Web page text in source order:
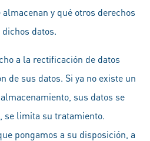
y qué otros derechos
datos.
a la rectificación de datos
de sus datos. Si ya no existe un
sus datos se
se limita su tratamiento.
pongamos a su disposición, a